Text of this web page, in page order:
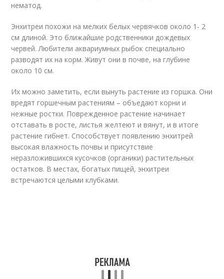
нематод.
Энхитреи похожи на мелких белых червячков около 1- 2
см длиной. Это ближайшие родственники дождевых
червей. Любители аквариумных рыбок специально
разводят их на корм. Живут они в почве, на глубине
около 10 см.
Их можно заметить, если вынуть растение из горшка. Они
вредят горшечным растениям – объедают корни и
нежные ростки. Поврежденное растение начинает
отставать в росте, листья желтеют и вянут, и в итоге
растение гибнет. Способствует появлению энхитрей
высокая влажность почвы и присутствие
неразложившихся кусочков (органики) растительных
остатков. В местах, богатых пищей, энхитреи
встречаются целыми клубками.